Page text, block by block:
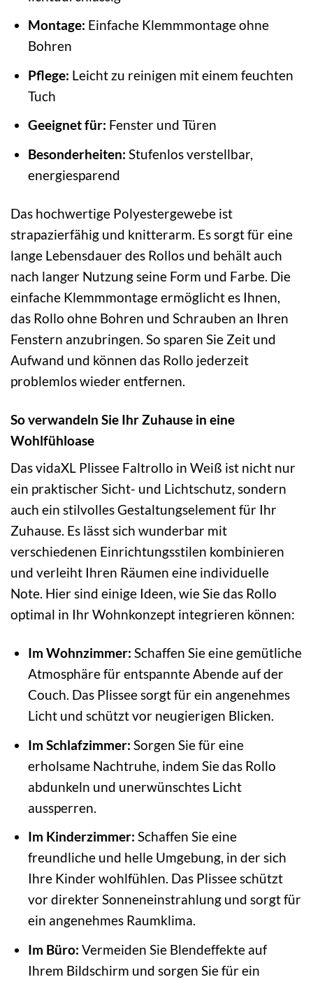
Montage: Einfache Klemmmontage ohne
Bohren
Pflege: Leicht zu reinigen mit einem feuchten
Tuch
Geeignet für: Fenster und Türen
Besonderheiten: Stufenlos verstellbar,
energiesparend
Das hochwertige Polyestergewebe ist
strapazierfähig und knitterarm. Es sorgt für eine
lange Lebensdauer des Rollos und behält auch
nach langer Nutzung seine Form und Farbe. Die
einfache Klemmmontage ermöglicht es Ihnen,
das Rollo ohne Bohren und Schrauben an Ihren
Fenstern anzubringen. So sparen Sie Zeit und
Aufwand und können das Rollo jederzeit
problemlos wieder entfernen.
So verwandeln Sie Ihr Zuhause in eine
Wohlfühloase
Das vidaXL Plissee Faltrollo in Weiß ist nicht nur
ein praktischer Sicht- und Lichtschutz, sondern
auch ein stilvolles Gestaltungselement für Ihr
Zuhause. Es lässt sich wunderbar mit
verschiedenen Einrichtungsstilen kombinieren
und verleiht Ihren Räumen eine individuelle
Note. Hier sind einige Ideen, wie Sie das Rollo
optimal in Ihr Wohnkonzept integrieren können:
Im Wohnzimmer: Schaffen Sie eine gemütliche
Atmosphäre für entspannte Abende auf der
Couch. Das Plissee sorgt für ein angenehmes
Licht und schützt vor neugierigen Blicken.
Im Schlafzimmer: Sorgen Sie für eine
erholsame Nachtruhe, indem Sie das Rollo
abdunkeln und unerwünschtes Licht
aussperren.
Im Kinderzimmer: Schaffen Sie eine
freundliche und helle Umgebung, in der sich
Ihre Kinder wohlfühlen. Das Plissee schützt
vor direkter Sonneneinstrahlung und sorgt für
ein angenehmes Raumklima.
Im Büro: Vermeiden Sie Blendeffekte auf
Ihrem Bildschirm und sorgen Sie für ein